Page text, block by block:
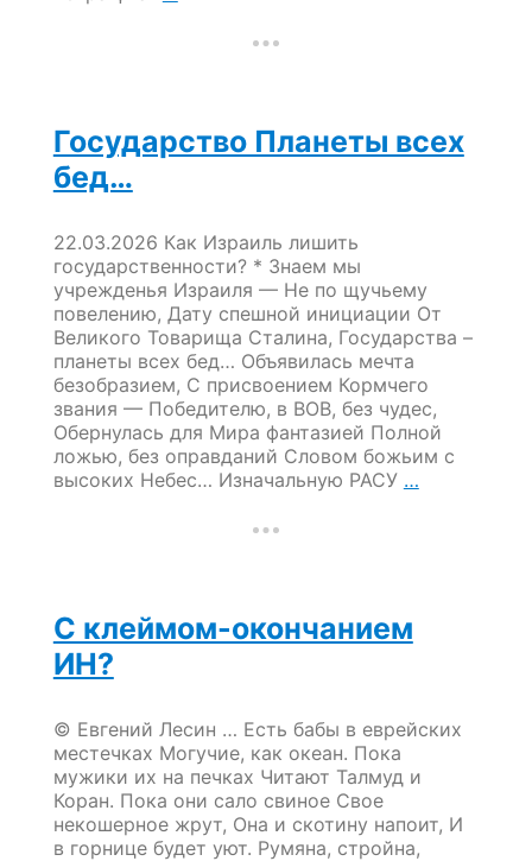
Государство Планеты всех
бед…
22.03.2026 Как Израиль лишить
государственности? * Знаем мы
учрежденья Израиля — Не по щучьему
повелению, Дату спешной инициации От
Великого Товарища Сталина, Государства –
планеты всех бед… Объявилась мечта
безобразием, С присвоением Кормчего
звания — Победителю, в ВОВ, без чудес,
Обернулась для Мира фантазией Полной
ложью, без оправданий Словом божьим с
высоких Небес… Изначальную РАСУ …
С клеймом-окончанием
ИН?
© Евгений Лесин … Есть бабы в еврейских
местечках Могучие, как океан. Пока
мужики их на печках Читают Талмуд и
Коран. Пока они сало свиное Свое
некошерное жрут, Она и скотину напоит, И
в горнице будет уют. Румяна, стройна,